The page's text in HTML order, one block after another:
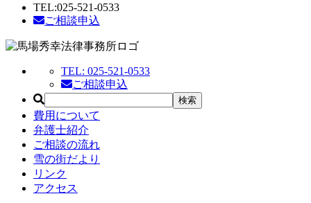
TEL:025-521-0533
ご相談申込
TEL: 025-521-0533
ご相談申込
費用について
弁護士紹介
ご相談の流れ
雪の街だより
リンク
アクセス